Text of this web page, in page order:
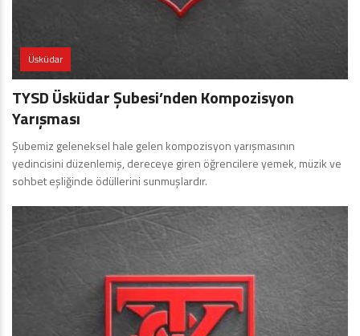
Üsküdar
TYSD Üsküdar Şubesi’nden Kompozisyon
Yarışması
Şubemiz geleneksel hale gelen kompozisyon yarışmasının
yedincisini düzenlemiş, dereceye giren öğrencilere yemek, müzik ve
sohbet eşliğinde ödüllerini sunmuşlardır.